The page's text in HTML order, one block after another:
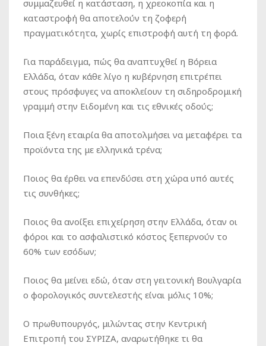
συμμαζευθεί η κατάσταση, η χρεοκοπία και η
καταστροφή θα αποτελούν τη ζοφερή
πραγματικότητα, χωρίς επιστροφή αυτή τη φορά.
Για παράδειγμα, πώς θα αναπτυχθεί η Βόρεια
Ελλάδα, όταν κάθε λίγο η κυβέρνηση επιτρέπει
στους πρόσφυγες να αποκλείουν τη σιδηροδρομική
γραμμή στην Ειδομένη και τις εθνικές οδούς;
Ποια ξένη εταιρία θα αποτολμήσει να μεταφέρει τα
προϊόντα της με ελληνικά τρένα;
Ποιος θα έρθει να επενδύσει στη χώρα υπό αυτές
τις συνθήκες;
Ποιος θα ανοίξει επιχείρηση στην Ελλάδα, όταν οι
φόροι και το ασφαλιστικό κόστος ξεπερνούν το
60% των εσόδων;
Ποιος θα μείνει εδώ, όταν στη γειτονική Βουλγαρία
ο φορολογικός συντελεστής είναι μόλις 10%;
Ο πρωθυπουργός, μιλώντας στην Κεντρική
Επιτροπή του ΣΥΡΙΖΑ, αναρωτήθηκε τι θα